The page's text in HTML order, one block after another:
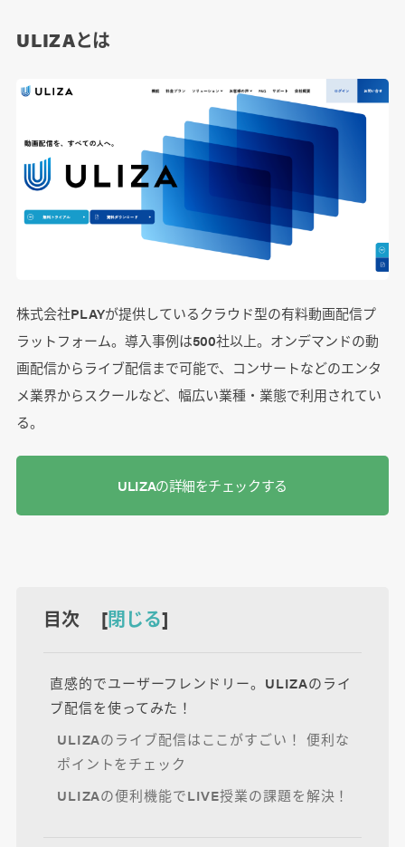
ULIZAとは
株式会社PLAYが提供しているクラウド型の有料動画配信プ
ラットフォーム。導入事例は500社以上。オンデマンドの動
画配信からライブ配信まで可能で、コンサートなどのエンタ
メ業界からスクールなど、幅広い業種・業態で利用されてい
る。
ULIZAの詳細をチェックする
目次 [閉じる]
直感的でユーザーフレンドリー。ULIZAのライ
ブ配信を使ってみた！
ULIZAのライブ配信はここがすごい！ 便利な
ポイントをチェック
ULIZAの便利機能でLIVE授業の課題を解決！